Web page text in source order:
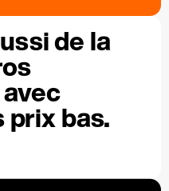
de la
prix bas.